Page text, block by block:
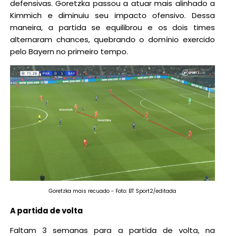
defensivas. Goretzka passou a atuar mais alinhado a
Kimmich e diminuiu seu impacto ofensivo. Dessa
maneira, a partida se equilibrou e os dois times
alternaram chances, quebrando o domínio exercido
pelo Bayern no primeiro tempo.
Goretzka mais recuado - Foto: BT Sport2/editada
A partida de volta
Faltam 3 semanas para a partida de volta, na